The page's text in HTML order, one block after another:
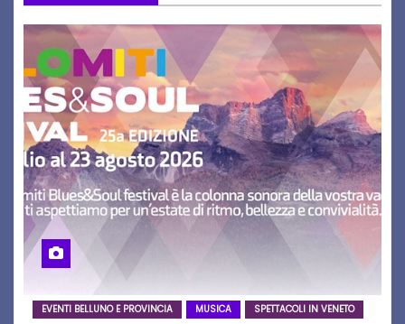
EVENTI BELLUNO E PROVINCIA MUSICA SPETTACOLI IN VENETO